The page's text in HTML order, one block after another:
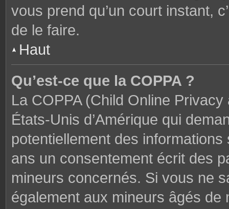
vous prend qu’un court instant,
de le faire.
Haut
Qu’est-ce que la COPPA ?
La COPPA (Child Online
États-Unis d’Amérique qui
potentiellement des
ans un consentement écrit des
mineurs concernés. Si vous ne
également aux mineurs âgés